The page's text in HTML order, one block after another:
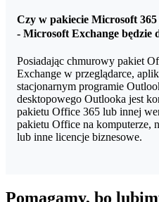
Czy w pakiecie Microsoft 365
- Microsoft Exchange będzie
Posiadając chmurowy pakiet
Exchange w przeglądarce,
stacjonarnym programie
desktopowego Outlooka jest
pakietu Office 365 lub innej
pakietu Office na komputerze,
lub inne licencje biznesowe.
Pomagamy, bo